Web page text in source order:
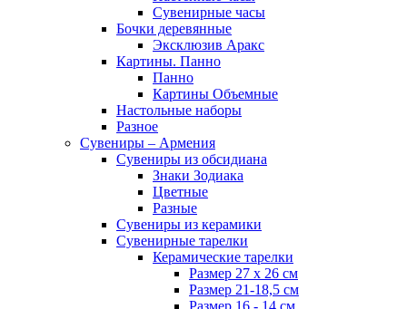
Сувенирные часы
Бочки деревянные
Эксклюзив Аракс
Картины. Панно
Панно
Картины Объемные
Настольные наборы
Разное
Сувениры – Армения
Сувениры из обсидиана
Знаки Зодиака
Цветные
Разные
Сувениры из керамики
Сувенирные тарелки
Керамические тарелки
Размер 27 х 26 см
Размер 21-18,5 см
Размер 16 - 14 см